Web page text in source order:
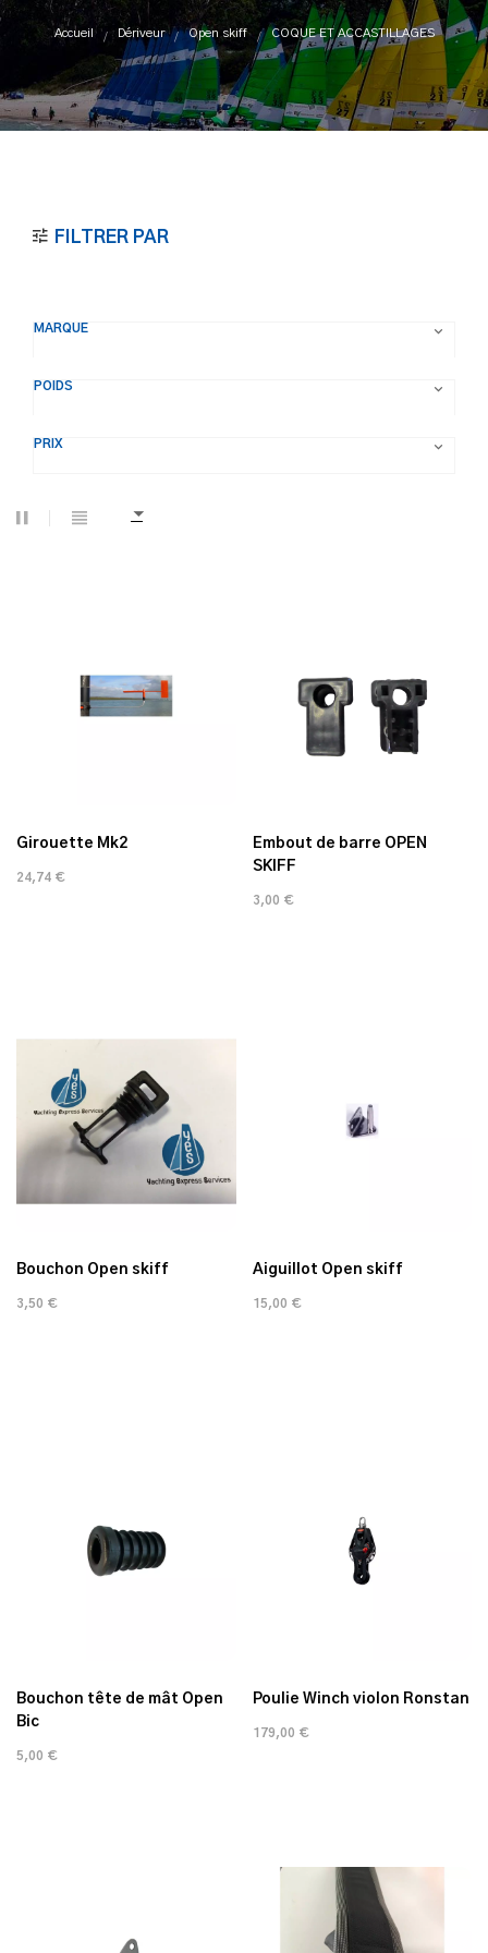
Accueil Dériveur Open skiff COQUE ET ACCASTILLAGES
FILTRER PAR
MARQUE 
POIDS 
PRIX 
Girouette Mk2
24,74 €
Embout de barre OPEN
SKIFF
3,00 €
Bouchon Open skiff
3,50 €
Aiguillot Open skiff
15,00 €
Bouchon tête de mât Open
Bic
5,00 €
Poulie Winch violon Ronstan
179,00 €